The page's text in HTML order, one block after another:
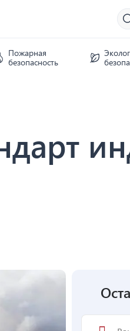
Пожарная
безопасность